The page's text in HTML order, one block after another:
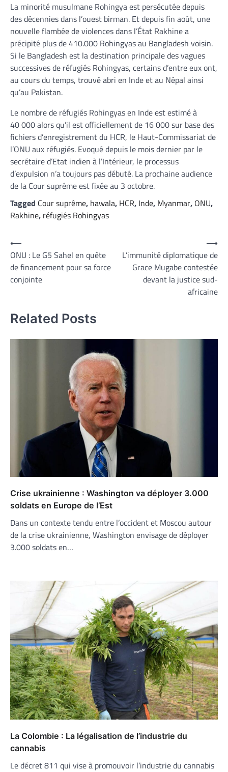
La minorité musulmane Rohingya est persécutée depuis
des décennies dans l’ouest birman. Et depuis fin août, une
nouvelle flambée de violences dans l’État Rakhine a
précipité plus de 410.000 Rohingyas au Bangladesh voisin.
Si le Bangladesh est la destination principale des vagues
successives de réfugiés Rohingyas, certains d’entre eux ont,
au cours du temps, trouvé abri en Inde et au Népal ainsi
qu’au Pakistan.
Le nombre de réfugiés Rohingyas en Inde est estimé à
40 000 alors qu’il est officiellement de 16 000 sur base des
fichiers d’enregistrement du HCR, le Haut-Commissariat de
l’ONU aux réfugiés. Evoqué depuis le mois dernier par le
secrétaire d’Etat indien à l’Intérieur, le processus
d’expulsion n’a toujours pas débuté. La prochaine audience
de la Cour suprême est fixée au 3 octobre.
Tagged Cour suprême, hawala, HCR, Inde, Myanmar, ONU,
Rakhine, réfugiés Rohingyas
Navigation
de
l’article
⟵
ONU : Le G5 Sahel en quête
de financement pour sa force
conjointe
L’immunité diplomatique de
Grace Mugabe contestée
devant la justice sud-
africaine
⟶
Related Posts
Crise ukrainienne : Washington va déployer 3.000
soldats en Europe de l’Est
Dans un contexte tendu entre l’occident et Moscou autour
de la crise ukrainienne, Washington envisage de déployer
3.000 soldats en…
La Colombie : La légalisation de l’industrie du
cannabis
Le décret 811 qui vise à promouvoir l’industrie du cannabis